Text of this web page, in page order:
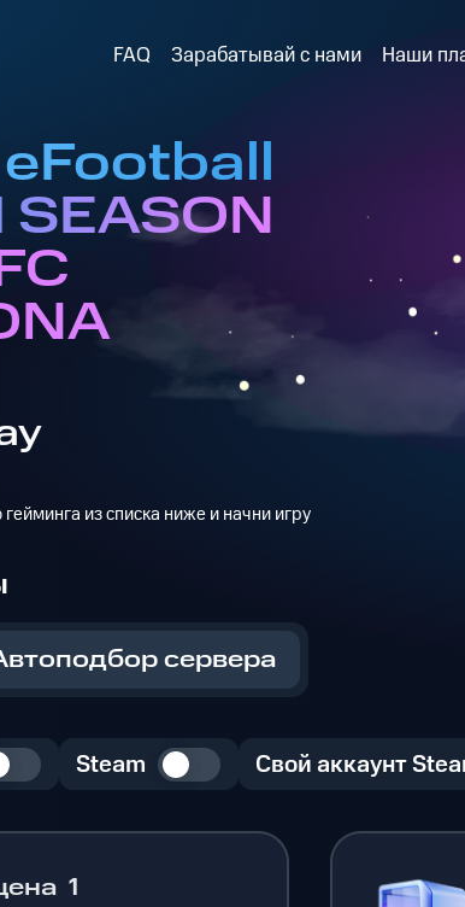
FAQ Зарабатывай с нами Наши
SEASON
из списка ниже и начни игру
сервера
Steam Свой аккаунт
1